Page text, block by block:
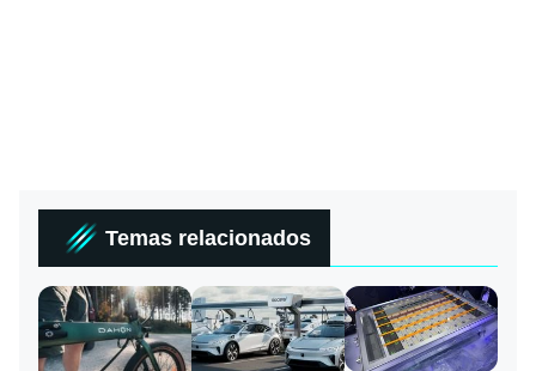
Temas relacionados